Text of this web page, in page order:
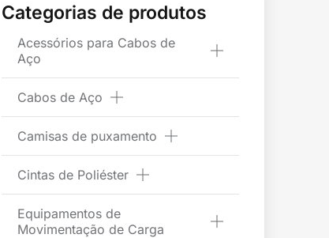
Categorias de produtos
Acessórios para Cabos de
Aço
Cabos de Aço
Camisas de puxamento
Cintas de Poliéster
Equipamentos de
Movimentação de Carga